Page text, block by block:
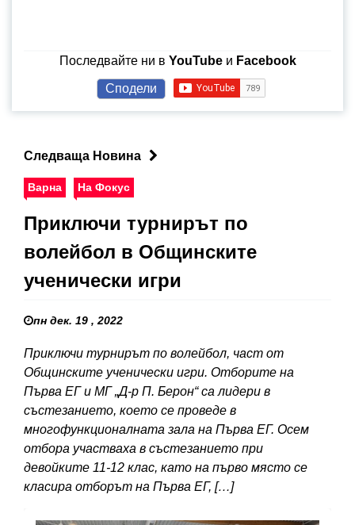
Последвайте ни в YouTubeи Facebook
Сподели
Следваща Новина
Варна На Фокус
Приключи турнирът по
волейбол в Общинските
ученически игри
пн дек. 19 , 2022
Приключи турнирът по волейбол, част от
Общинските ученически игри. Отборите на
Първа ЕГ и МГ „Д-р П. Берон“ са лидери в
състезанието, което се проведе в
многофункционалната зала на Първа ЕГ. Осем
отбора участваха в състезанието при
девойките 11-12 клас, като на първо място се
класира отборът на Първа ЕГ, […]